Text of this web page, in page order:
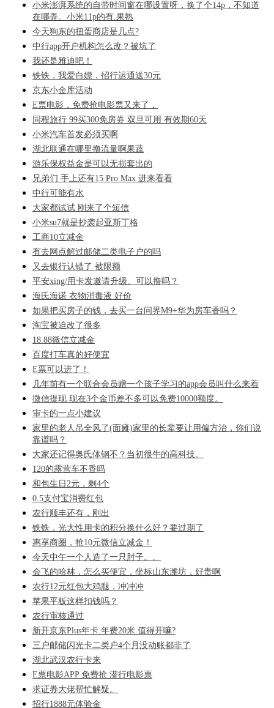
小米澎湃系统的自带时间窗在哪设置呀，换了个14p，不知道
在哪弄。小米11p的有.果熟
今天狗东的扭蛋商店是几点?
中行app开户机构怎么改？被坑了
我还是雅迪吧！
铁铁，我爱白嫖，招行运通送30元
京东小金库活动
E票电影，免费抢电影票又来了，
同程旅行 99买300免房券 双旦可用 有效期60天
小米汽车首发必须买啊
湖北联通在哪里撸流量啊果蔬
游乐保权益金是可以无损套出的
兄弟们 手上还有15 Pro Max 进来看看
中行可能有水
大家都试试 刚来了个短信
小米su7就是抄袭起亚斯丁格
工商10立减金
有去网点解过邮储二类电子户的吗
又去银行认错了 被限额
平安xing/用卡发邀请升级、可以撸吗？
海氏海诺 衣物消毒液 好价
如果把买房子的钱，去买一台问界M9+华为房车香吗？
淘宝被迫改了很多
18.88微信立减金
百度打车真的好便宜
E票可以进了！
几年前有一个联合会员赠一个孩子学习的app会员叫什么来着
微信提现 现在3个金币差不多可以免费10000额度。
审卡的一点小建议
家里的老人吊全风了(面瘫)家里的长辈要让用偏方治，你们说
靠谱吗？
大家还记得奥氏体钢不？当初很牛的高科技。
120的露营车不香吗
和包生日2元，剩4个
0.5支付宝消费红包
农行顺丰还有，刚出
铁铁，光大性用卡的积分换什么好？要过期了
惠享商圈，抢10元微信立减金！
今天中午一个人造了一只肘子。。
会飞的哈林，怎么买便宜，坐标山东潍坊，好贵啊
农行12元红包大鸡腿，冲冲冲
苹果平板这样扣钱吗？
农行审核通过
新开京东Plus年卡.年费20米.值得开嘛?
三户邮储闪光卡二类户4个月没动账都非了
湖北武汉农行卡来
E票电影APP 免费抢 潜行电影票
求证券大佬帮忙解疑。
招行1888元体验金